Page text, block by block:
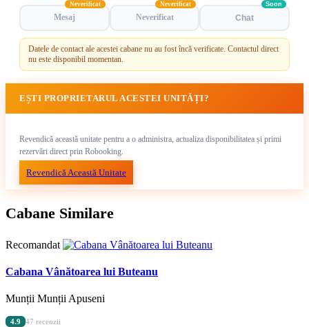
Mesaj
Neverificat
Neverificat
Neverificat
Chat
Soon
Datele de contact ale acestei cabane nu au fost încă verificate. Contactul direct
nu este disponibil momentan.
EȘTI PROPRIETARUL ACESTEI UNITĂȚI?
Revendică această unitate pentru a o administra, actualiza disponibilitatea și primi
rezervări direct prin Robooking.
Revendică Această Unitate
Cabane Similare
Recomandat
Cabana Vânătoarea lui Buteanu
Munții Munții Apuseni
4.9 47 recenzii